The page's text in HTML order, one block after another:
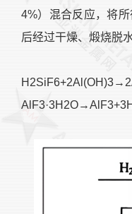
4%）混合反应，将
后经过干燥、煅烧脱